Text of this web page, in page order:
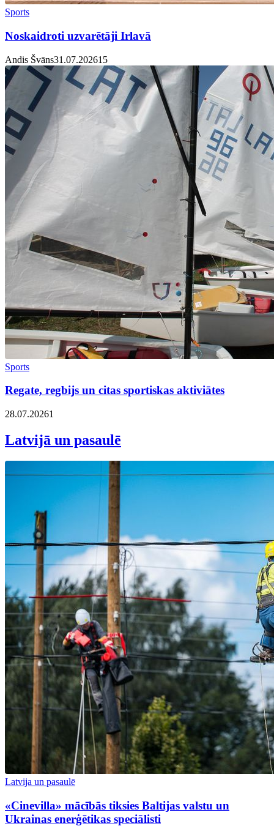
Sports
Noskaidroti uzvarētāji Irlavā
Andis Švāns31.07.20261 5
Sports
Regate, regbijs un citas sportiskas aktiviātes
28.07.20261
Latvijā un pasaulē
Latvija un pasaulē
«Cinevilla» mācībās tiksies Baltijas valstu un
Ukrainas enerģētikas speciālisti